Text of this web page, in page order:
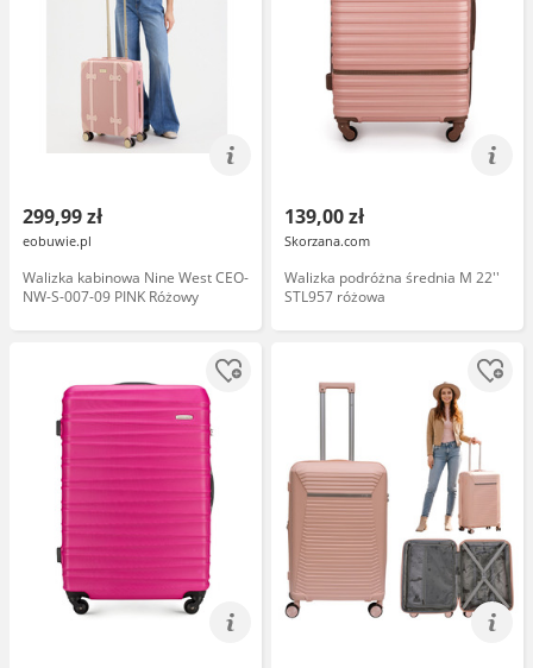
299,99 zł
eobuwie.pl
Walizka kabinowa Nine West CEO-
NW-S-007-09 PINK Różowy
139,00 zł
Skorzana.com
Walizka podróżna średnia M 22''
STL957 różowa